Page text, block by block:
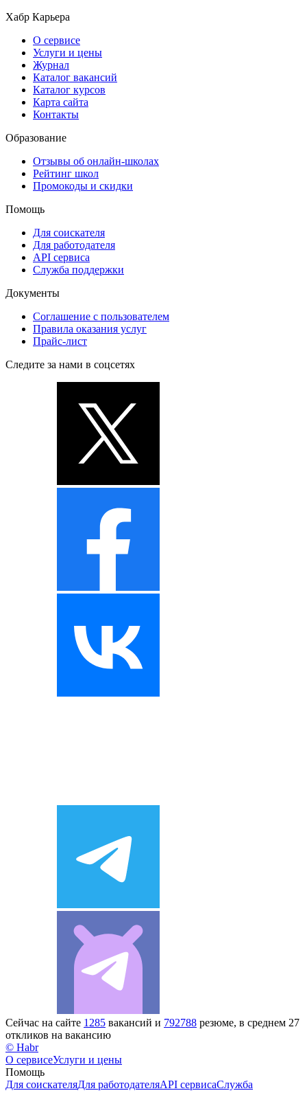
Хабр Карьера
О сервисе
Услуги и цены
Журнал
Каталог вакансий
Каталог курсов
Карта сайта
Контакты
Образование
Отзывы об онлайн-школах
Рейтинг школ
Промокоды и скидки
Помощь
Для соискателя
Для работодателя
API сервиса
Служба поддержки
Документы
Соглашение с пользователем
Правила оказания услуг
Прайс-лист
Следите за нами в соцсетях
Сейчас на сайте 1285 вакансий и 792788 резюме, в среднем 27
откликов на вакансию
© Habr
О сервисеУслуги и цены
Помощь
Для соискателяДля работодателяAPI сервисаСлужба